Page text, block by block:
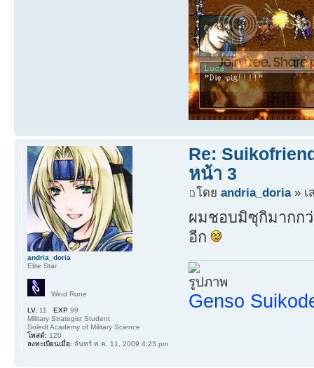
Re:
หน้า 3
โดยandria_doria» เ
ผมชอบมิซุกิมากก
อีก
Genso
andria_doria
Elite Star
Wind Rune
LV. 11 EXP 99
Military Strategist Student
Soledt Academy of Military Science
โพสต์: 120
ลงทะเบียนเมื่อ: จันทร์ พ.ค. 11, 2009 4:23 pm